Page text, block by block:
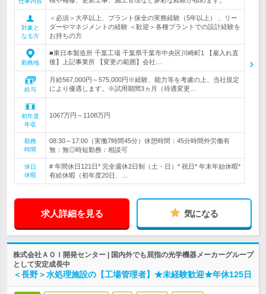
対象と
なる方
＜必須＞大卒以上、プラント保全の実務経験（5年以上） 、リー
ダーやマネジメントの経験 ＜歓迎＞各種プラントでの設計経験を
お持ちの方
勤務地
■東日本製造所 千葉工場 千葉県千葉市中央区川崎町1 【雇入れ直
後】上記事業所 【変更の範囲】会社…
給与
月給567,000円～575,000円※経験、能力等を考慮の上、当社規定
により優遇します。※試用期間3ヵ月（待遇変更…
初年度
年収
1067万円～1108万円
勤務
時間
08:30～17:00（実働7時間45分）休憩時間：45分時間外労働有
無：無◎時短勤務：相談可
休日
休暇
# 年間休日121日* 完全週休2日制（土・日）* 祝日* 年末年始休暇*
有給休暇（初年度20日、…
求人詳細を見る 気になる
株式会社ＡＯＩ開発センター | 国内外でも屈指の光学機器メーカーグループ
として安定成長中
＜長野＞水処理施設の【工場管理者】★未経験歓迎★年休125日